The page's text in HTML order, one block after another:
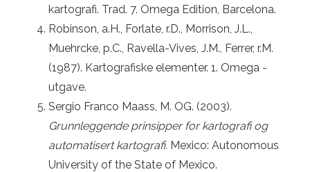
kartografi. Trad. 7. Omega Edition, Barcelona.
Robinson, a.H., Forlate, r.D., Morrison, J.L.,
Muehrcke, p.C., Ravella-Vives, J.M., Ferrer, r.M.
(1987). Kartografiske elementer. 1. Omega -
utgave.
Sergio Franco Maass, M. OG. (2003).
Grunnleggende prinsipper for kartografi og
automatisert kartografi. Mexico: Autonomous
University of the State of Mexico.